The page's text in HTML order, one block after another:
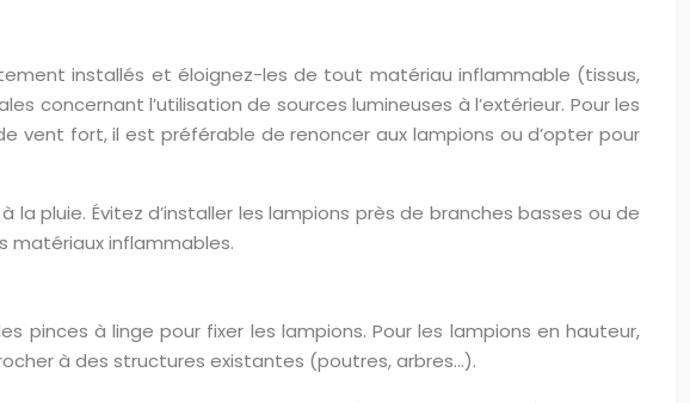
installés et éloignez-les de tout matériau inflammable (tissus,
concernant l’utilisation de sources lumineuses à l’extérieur. Pour les
vent fort, il est préférable de renoncer aux lampions ou d’opter pour
pluie. Évitez d’installer les lampions près de branches basses ou de
matériaux inflammables.
pinces à linge pour fixer les lampions. Pour les lampions en hauteur,
à des structures existantes (poutres, arbres…).